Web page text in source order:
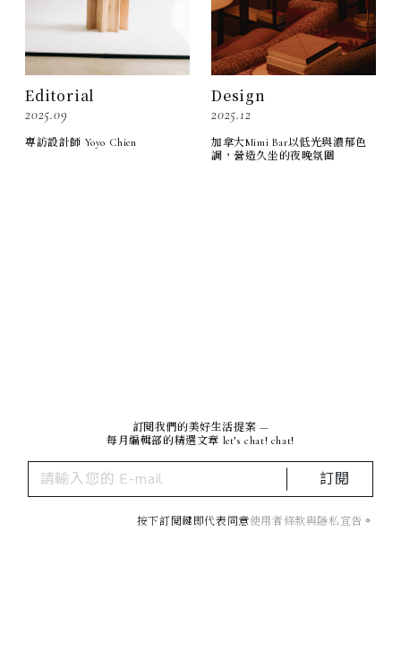
Editorial
2025.09
專訪設計師 Yoyo Chien
Design
2025.12
加拿大Mimi Bar以低光與濃郁色
調，營造久坐的夜晚氛圍
訂閱我們的美好生活提案 —
每月編輯部的精選文章 let’s chat! chat!
訂閱
按下訂閱鍵即代表同意使用者條款與隱私宣告 。